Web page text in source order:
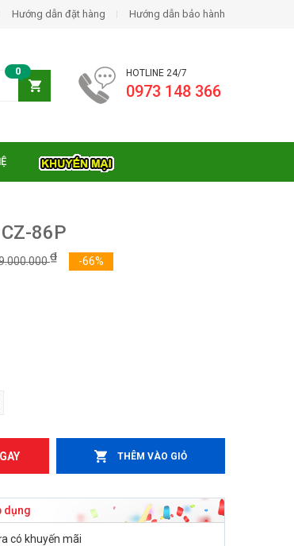
Hướng dẫn đặt hàng Hướng dẫn bảo hành
HOTLINE 24/7
0973 148 366
0
86P
₫ -66%
THÊM VÀO GIỎ
dụng
có khuyến mãi